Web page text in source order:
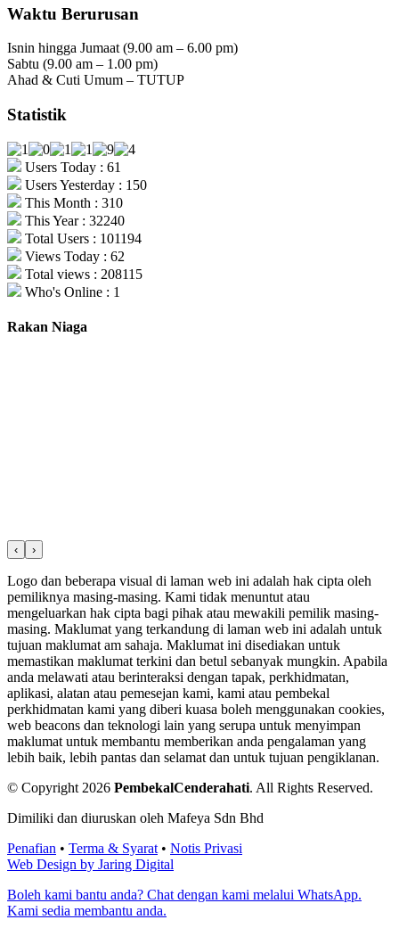
Waktu Berurusan
Isnin hingga Jumaat (9.00 am – 6.00 pm)
Sabtu (9.00 am – 1.00 pm)
Ahad & Cuti Umum – TUTUP
Statistik
Users Today : 61
Users Yesterday : 150
This Month : 310
This Year : 32240
Total Users : 101194
Views Today : 62
Total views : 208115
Who's Online : 1
Rakan Niaga
‹ ›
Logo dan beberapa visual di laman web ini adalah hak cipta oleh
pemiliknya masing-masing. Kami tidak menuntut atau
mengeluarkan hak cipta bagi pihak atau mewakili pemilik masing-
masing. Maklumat yang terkandung di laman web ini adalah untuk
tujuan maklumat am sahaja. Maklumat ini disediakan untuk
memastikan maklumat terkini dan betul sebanyak mungkin. Apabila
anda melawati atau berinteraksi dengan tapak, perkhidmatan,
aplikasi, alatan atau pemesejan kami, kami atau pembekal
perkhidmatan kami yang diberi kuasa boleh menggunakan cookies,
web beacons dan teknologi lain yang serupa untuk menyimpan
maklumat untuk membantu memberikan anda pengalaman yang
lebih baik, lebih pantas dan selamat dan untuk tujuan pengiklanan.
© Copyright 2026 PembekalCenderahati. All Rights Reserved.
Dimiliki dan diuruskan oleh Mafeya Sdn Bhd
Penafian • Terma & Syarat • Notis Privasi
Web Design by Jaring Digital
Boleh kami bantu anda? Chat dengan kami melalui WhatsApp.
Kami sedia membantu anda.